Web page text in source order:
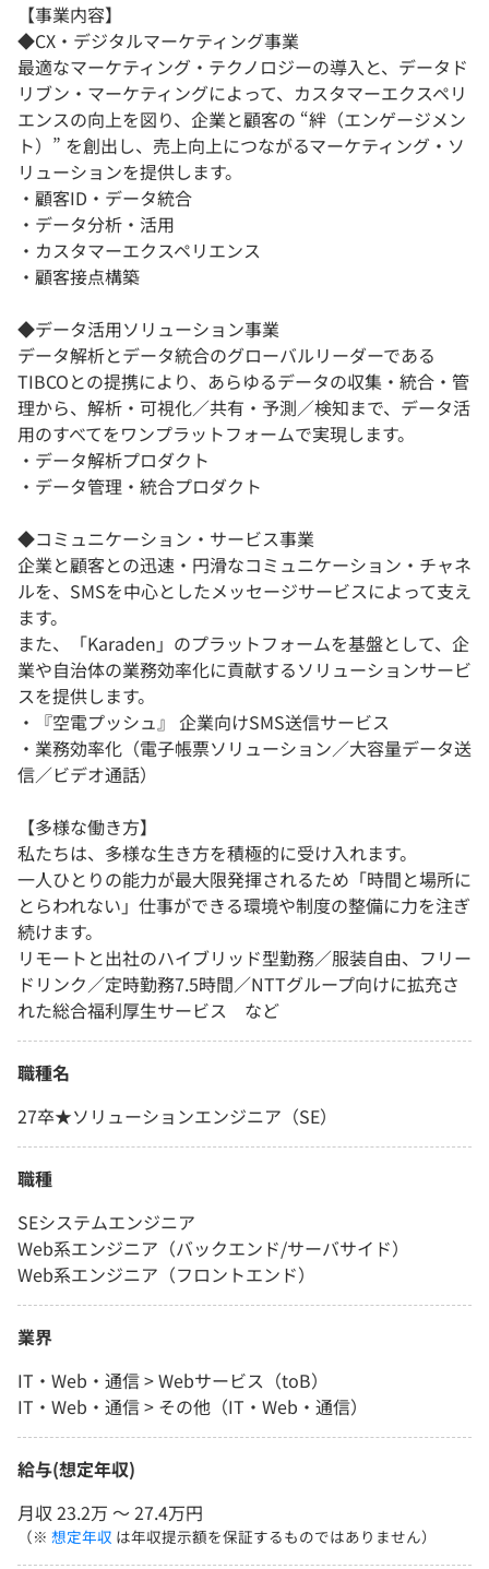
【事業内容】
◆CX・デジタルマーケティング事業
最適なマーケティング・テクノロジーの導入と、データド
リブン・マーケティングによって、カスタマーエクスペリ
エンスの向上を図り、企業と顧客の “絆（エンゲージメン
ト）” を創出し、売上向上につながるマーケティング・ソ
リューションを提供します。
・顧客ID・データ統合
・データ分析・活用
・カスタマーエクスペリエンス
・顧客接点構築
◆データ活用ソリューション事業
データ解析とデータ統合のグローバルリーダーである
TIBCOとの提携により、あらゆるデータの収集・統合・管
理から、解析・可視化／共有・予測／検知まで、データ活
用のすべてをワンプラットフォームで実現します。
・データ解析プロダクト
・データ管理・統合プロダクト
◆コミュニケーション・サービス事業
企業と顧客との迅速・円滑なコミュニケーション・チャネ
ルを、SMSを中心としたメッセージサービスによって支え
ます。
また、「Karaden」のプラットフォームを基盤として、企
業や自治体の業務効率化に貢献するソリューションサービ
スを提供します。
・『空電プッシュ』 企業向けSMS送信サービス
・業務効率化（電子帳票ソリューション／大容量データ送
信／ビデオ通話）
【多様な働き方】
私たちは、多様な生き方を積極的に受け入れます。
一人ひとりの能力が最大限発揮されるため「時間と場所に
とらわれない」仕事ができる環境や制度の整備に力を注ぎ
続けます。
リモートと出社のハイブリッド型勤務／服装自由、フリー
ドリンク／定時勤務7.5時間／NTTグループ向けに拡充さ
れた総合福利厚生サービス など
職種名
27卒★ソリューションエンジニア（SE）
職種
SEシステムエンジニア
Web系エンジニア（バックエンド/サーバサイド）
Web系エンジニア（フロントエンド）
業界
IT・Web・通信 > Webサービス（toB）
IT・Web・通信 > その他（IT・Web・通信）
給与(想定年収)
月収 23.2万 〜 27.4万円
（※ 想定年収 は年収提示額を保証するものではありません）